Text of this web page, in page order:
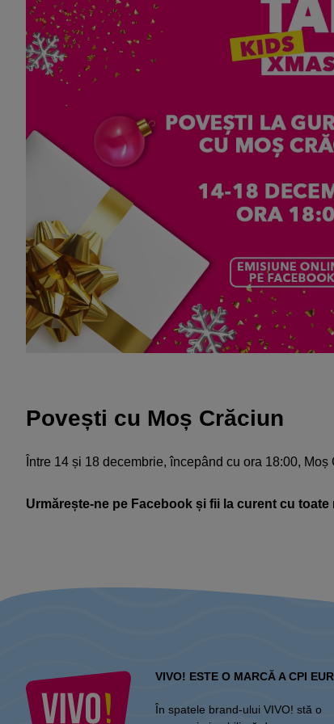
Povești cu Moș Crăciun
Între 14 și 18 decembrie, începând cu ora 18:00,
Urmărește-ne pe Facebook și fii la curent cu toate
VIVO! ESTE O MARCĂ A CPI
În spatele brand-ului VIVO! stă o